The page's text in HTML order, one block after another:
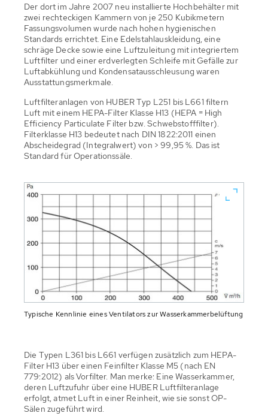
Der dort im Jahre 2007 neu installierte Hochbehälter mit
zwei rechteckigen Kammern von je 250 Kubikmetern
Fassungsvolumen wurde nach hohen hygienischen
Standards errichtet. Eine Edelstahlauskleidung, eine
schräge Decke sowie eine Luftzuleitung mit integriertem
Luftfilter und einer erdverlegten Schleife mit Gefälle zur
Luftabkühlung und Kondensatausschleusung waren
Ausstattungsmerkmale.
Luftfilteranlagen von HUBER Typ L251 bis L661 filtern
Luft mit einem HEPA-Filter Klasse H13 (HEPA = High
Efficiency Particulate Filter bzw. Schwebstofffilter).
Filterklasse H13 bedeutet nach DIN 1822:2011 einen
Abscheidegrad (Integralwert) von > 99,95 %. Das ist
Standard für Operationssäle.
Typische Kennlinie eines Ventilators zur Wasserkammerbelüftung
Die Typen L361 bis L661 verfügen zusätzlich zum HEPA-
Filter H13 über einen Feinfilter Klasse M5 (nach EN
779:2012) als Vorfilter. Man merke: Eine Wasserkammer,
deren Luftzufuhr über eine HUBER Luftfilteranlage
erfolgt, atmet Luft in einer Reinheit, wie sie sonst OP-
Sälen zugeführt wird.